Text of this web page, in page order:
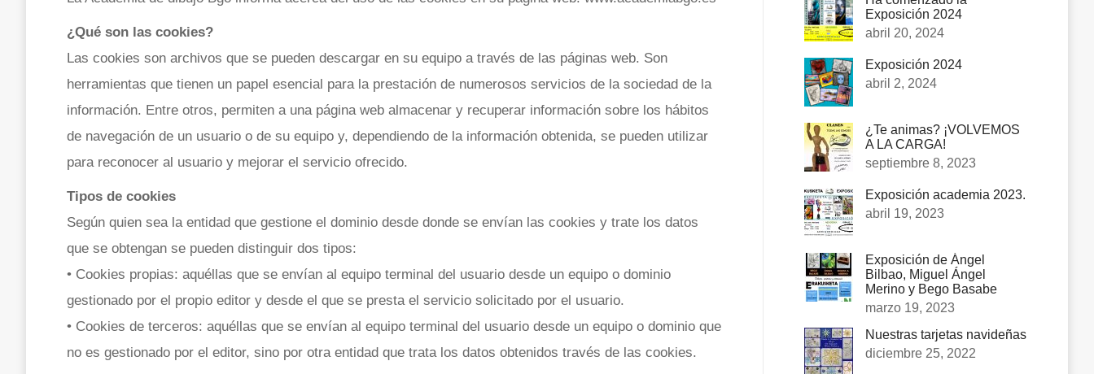
¿Qué son las cookies?
Las cookies son archivos que se pueden descargar en su equipo a través de las páginas web. Son
herramientas que tienen un papel esencial para la prestación de numerosos servicios de la sociedad de la
información. Entre otros, permiten a una página web almacenar y recuperar información sobre los hábitos
de navegación de un usuario o de su equipo y, dependiendo de la información obtenida, se pueden utilizar
para reconocer al usuario y mejorar el servicio ofrecido.
Tipos de cookies
Según quien sea la entidad que gestione el dominio desde donde se envían las cookies y trate los datos
que se obtengan se pueden distinguir dos tipos:
• Cookies propias: aquéllas que se envían al equipo terminal del usuario desde un equipo o dominio
gestionado por el propio editor y desde el que se presta el servicio solicitado por el usuario.
• Cookies de terceros: aquéllas que se envían al equipo terminal del usuario desde un equipo o dominio que
no es gestionado por el editor, sino por otra entidad que trata los datos obtenidos través de las cookies.
Exposición 2024
abril 20, 2024
Exposición 2024
abril 2, 2024
¿Te animas? ¡VOLVEMOS
A LA CARGA!
septiembre 8, 2023
Exposición academia 2023.
abril 19, 2023
Exposición de Ángel
Bilbao, Miguel Ángel
Merino y Bego Basabe
marzo 19, 2023
Nuestras tarjetas navideñas
diciembre 25, 2022